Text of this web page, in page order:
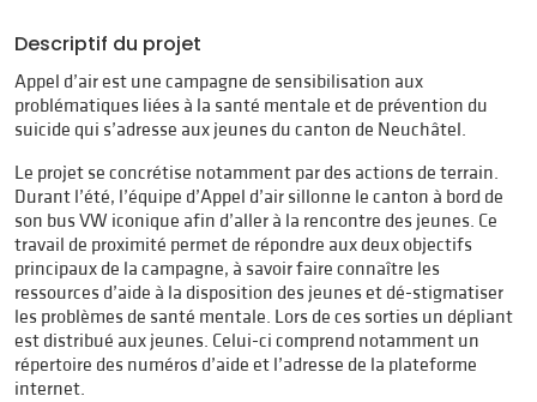
Descriptif du projet
Appel d’air est une campagne de sensibilisation aux
problématiques liées à la santé mentale et de prévention du
suicide qui s’adresse aux jeunes du canton de Neuchâtel.
Le projet se concrétise notamment par des actions de terrain.
Durant l’été, l’équipe d’Appel d’air sillonne le canton à bord de
son bus VW iconique afin d’aller à la rencontre des jeunes. Ce
travail de proximité permet de répondre aux deux objectifs
principaux de la campagne, à savoir faire connaître les
ressources d’aide à la disposition des jeunes et dé-stigmatiser
les problèmes de santé mentale. Lors de ces sorties un dépliant
est distribué aux jeunes. Celui-ci comprend notamment un
répertoire des numéros d’aide et l’adresse de la plateforme
internet.